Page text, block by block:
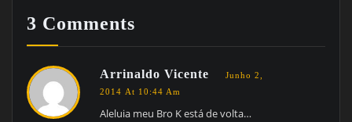
3 Comments
Arrinaldo Vicente
Junho 2,
2014 At 10:44 Am
Aleluia meu Bro K está de volta…